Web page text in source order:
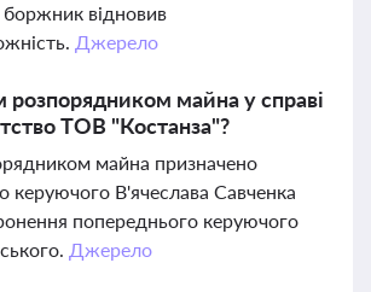
відновив
Джерело
розпорядником майна у справі
ТОВ "Костанза"?
майна призначено
керуючого В'ячеслава Савченка
попереднього керуючого
Джерело